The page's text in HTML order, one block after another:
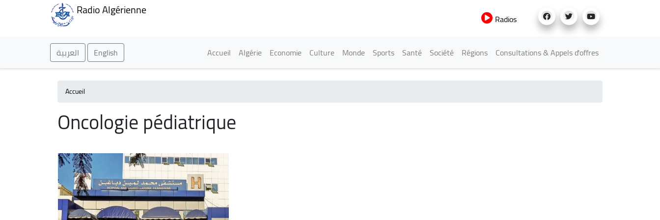
Radio Algérienne
Radios
العربية English Main navigation
Accueil Algérie Economie Culture Monde Sports Santé Société Régions Consultations & Appels d'offres
Accueil
Oncologie pédiatrique